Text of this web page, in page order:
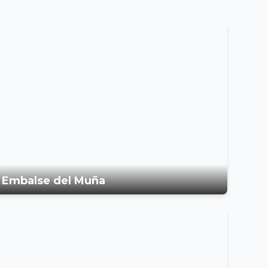
Embalse del Muña